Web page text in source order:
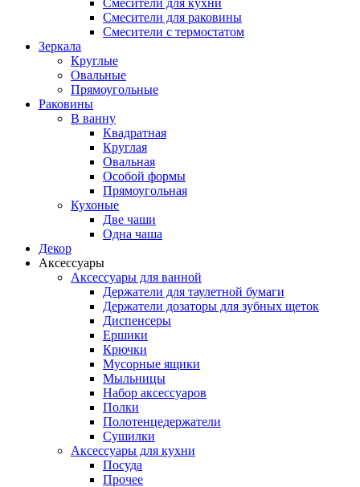
Смесители для раковины
Смесители с термостатом
Зеркала
Круглые
Овальные
Прямоугольные
Раковины
В ванну
Квадратная
Круглая
Овальная
Особой формы
Прямоугольная
Кухоные
Две чаши
Одна чаша
Декор
Аксессуары
Аксессуары для ванной
Держатели для таулетной бумаги
Держатели дозаторы для зубных щеток
Диспенсеры
Ершики
Крючки
Мусорные ящики
Мыльницы
Набор аксессуаров
Полки
Полотенцедержатели
Сушилки
Аксессуары для кухни
Посуда
Прочее